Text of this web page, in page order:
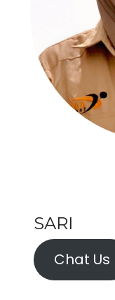
SARI
Chat Us